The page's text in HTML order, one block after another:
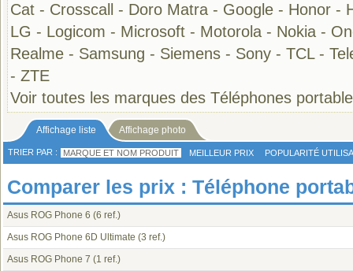
Cat - Crosscall - Doro Matra - Google - Honor -
LG - Logicom - Microsoft - Motorola - Nokia -
Realme - Samsung - Siemens - Sony - TCL-
- ZTE
Voir toutes les marques des Téléphones
Affichage liste Affichage photo
TRIER PAR : MARQUE ET NOM PRODUIT MEILLEUR PRIX POPULARITÉ
Comparer les prix : Téléphone
Asus ROG Phone 6 (6 ref.)
Asus ROG Phone 6D Ultimate (3 ref.)
Asus ROG Phone 7 (1 ref.)